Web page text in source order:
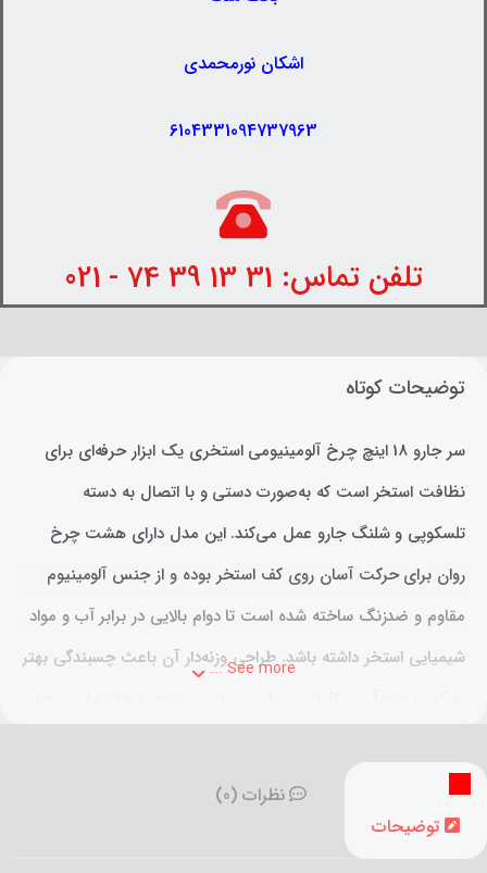
اشکان نورمحمدی
6104331094737963
تلفن تماس: 31 13 39 74 - 021
توضیحات کوتاه
سر جارو 18 اینچ چرخ آلومینیومی استخری یک ابزار حرفه‌ای برای
نظافت استخر است که به‌صورت دستی و با اتصال به دسته
تلسکوپی و شلنگ جارو عمل می‌کند. این مدل دارای هشت چرخ
روان برای حرکت آسان روی کف استخر بوده و از جنس آلومینیوم
مقاوم و ضدزنگ ساخته شده است تا دوام بالایی در برابر آب و مواد
شیمیایی استخر داشته باشد. طراحی وزنه‌دار آن باعث چسبندگی بهتر
استخرهای خانگی و عمومی تضمین می‌کند.
See more ...
توضیحات
نظرات (0)